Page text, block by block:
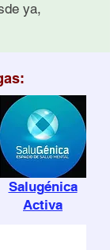
ya,
Salugénica
Activa